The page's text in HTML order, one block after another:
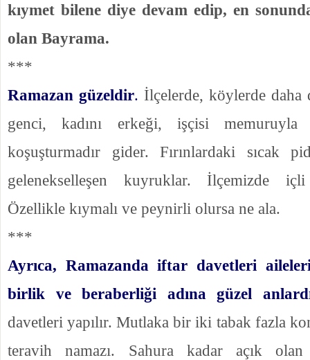
kıymet bilene diye devam edip, en
olan Bayrama.
***
Ramazan güzeldir. İlçelerde, köylerde daha
genci, kadını erkeği, işçisi
koşuşturmadır gider. Fırınlardaki sıcak
gelenekselleşen kuyruklar. İlçemizde
Özellikle kıymalı ve peynirli olursa ne ala.
***
Ayrıca, Ramazanda iftar davetleri
birlik ve beraberliği adına güzel
davetleri yapılır. Mutlaka bir iki tabak fazla
teravih namazı. Sahura kadar açık